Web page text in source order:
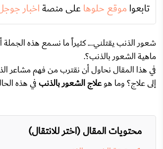
تابعوا موقع حلوهاعلى منصةاخبار
شعور الذنب يقتلني... كثيراً ما نسمع هذه الجملة
ماهية الشعور بالذنب؟.
في هذا المقال نحاول أن نقترب من فهم مشاعر
إلى علاج؟ وما هوعلاج الشعور بالذنبفي هذه
محتويات المقال (اختر للانتقال)